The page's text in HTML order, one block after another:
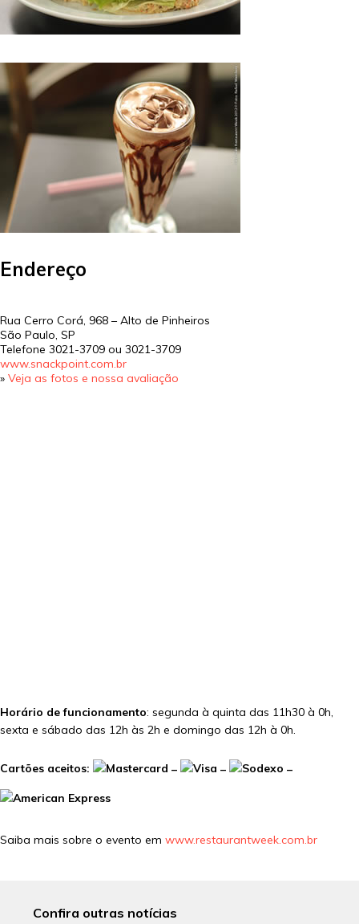
Endereço
Rua Cerro Corá, 968 – Alto de Pinheiros
São Paulo, SP
Telefone 3021-3709 ou 3021-3709
www.snackpoint.com.br
» Veja as fotos e nossa avaliação
Horário de funcionamento: segunda à quinta das 11h30 à 0h,
sexta e sábado das 12h às 2h e domingo das 12h à 0h.
Cartões aceitos: – – –
Saiba mais sobre o evento em www.restaurantweek.com.br
Confira outras notícias